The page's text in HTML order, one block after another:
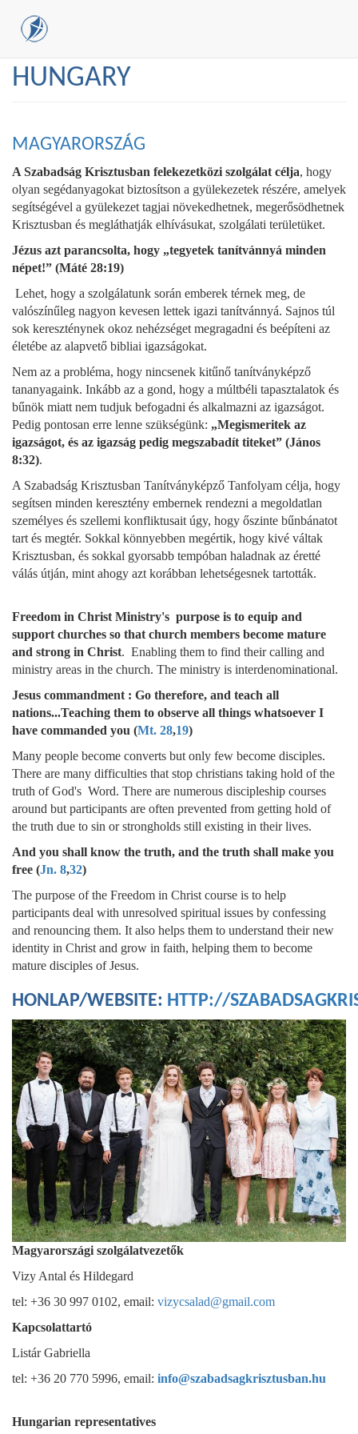
Skip
HUNGARY
MAGYARORSZÁG
A Szabadság Krisztusban felekezetközi szolgálat célja, hogy
olyan segédanyagokat biztosítson a gyülekezetek részére, amelyek
segítségével a gyülekezet tagjai növekedhetnek, megerősödhetnek
Krisztusban és megláthatják elhívásukat, szolgálati területüket.
Jézus azt parancsolta, hogy „tegyetek tanítvánnyá minden
népet!” (Máté 28:19)
Lehet, hogy a szolgálatunk során emberek térnek meg, de
valószínűleg nagyon kevesen lettek igazi tanítvánnyá. Sajnos túl
sok kereszténynek okoz nehézséget megragadni és beépíteni az
életébe az alapvető bibliai igazságokat.
Nem az a probléma, hogy nincsenek kitűnő tanítványképző
tananyagaink. Inkább az a gond, hogy a múltbéli tapasztalatok és
bűnök miatt nem tudjuk befogadni és alkalmazni az igazságot.
Pedig pontosan erre lenne szükségünk: „Megismeritek az
igazságot, és az igazság pedig megszabadít titeket” (János
8:32).
A Szabadság Krisztusban Tanítványképző Tanfolyam célja, hogy
segítsen minden keresztény embernek rendezni a megoldatlan
személyes és szellemi konfliktusait úgy, hogy őszinte bűnbánatot
tart és megtér. Sokkal könnyebben megértik, hogy kivé váltak
Krisztusban, és sokkal gyorsabb tempóban haladnak az éretté
válás útján, mint ahogy azt korábban lehetségesnek tartották.
Freedom in Christ Ministry's purpose is to equip and
support churches so that church members become mature
and strong in Christ. Enabling them to find their calling and
ministry areas in the church. The ministry is interdenominational.
Jesus commandment : Go therefore, and teach all
nations...Teaching them to observe all things whatsoever I
have commanded you (Mt. 28,19)
Many people become converts but only few become disciples.
There are many difficulties that stop christians taking hold of the
truth of God's Word. There are numerous discipleship courses
around but participants are often prevented from getting hold of
the truth due to sin or strongholds still existing in their lives.
And you shall know the truth, and the truth shall make you
free (Jn. 8,32)
The purpose of the Freedom in Christ course is to help
participants deal with unresolved spiritual issues by confessing
and renouncing them. It also helps them to understand their new
identity in Christ and grow in faith, helping them to become
mature disciples of Jesus.
HONLAP/WEBSITE: HTTP://
Magyarországi szolgálatvezetők
Vizy Antal és Hildegard
tel: +36 30 997 0102, email: vizycsalad@gmail.com
Kapcsolattartó
Listár Gabriella
tel: +36 20 770 5996, email: info@szabadsagkrisztusban.hu
Hungarian representatives